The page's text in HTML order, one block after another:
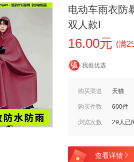
电动车雨衣防
双人款I
16.00元 (满
我推优选
购买渠道 天猫
购买件数 600件
浏览次数 29人已
查看详情